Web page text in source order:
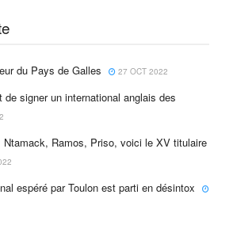
du Pays de Galles 27 OCT 2022
de signer un international anglais des
Ntamack, Ramos, Priso, voici le XV titulaire
espéré par Toulon est parti en désintox